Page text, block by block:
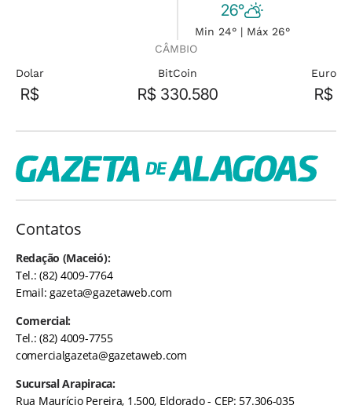
26°
Min 24° | Máx 26°
CÂMBIO
Dolar
R$
BitCoin
R$ 330.580
Euro
R$
Contatos
Redação (Maceió):
Tel.: (82) 4009-7764
Email:gazeta@gazetaweb.com
Comercial:
Tel.: (82) 4009-7755
comercialgazeta@gazetaweb.com
Sucursal Arapiraca:
Rua Maurício Pereira, 1.500, Eldorado - CEP: 57.306-035